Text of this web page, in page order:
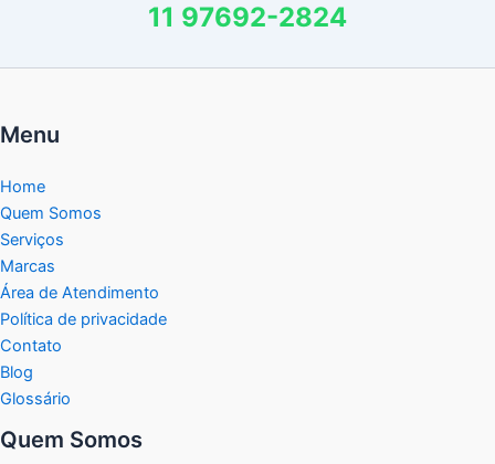
11 97692-2824
Menu
Home
Quem Somos
Serviços
Marcas
Área de Atendimento
Política de privacidade
Contato
Blog
Glossário
Quem Somos